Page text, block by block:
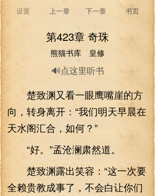
设置 上一章 下一章 书页
第423章 奇珠
熊猫书库 皇修
🔊点这里听书
楚致渊又看一眼鹰嘴崖的方
向，转身离开：“我们明天早晨在
天水阁汇合，如何？”
“好。”孟沧澜肃然道。
楚致渊露出笑容：“这一次要
全赖贵教成事了，不会白让你们